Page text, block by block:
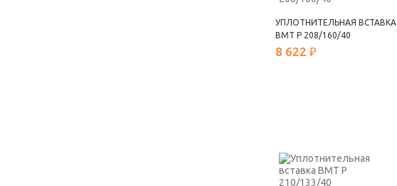
УПЛОТНИТЕЛЬНАЯ ВСТАВКА
ВМТ Р 208/160/40
8 622 ₽